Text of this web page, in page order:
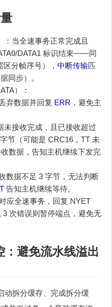
：当全速事务正常完成且
DATA1 标识结束——同
分帧序号）， 中断传输匹
同步）。
）：
弃数据并回复 ERR ，避免主
未接收完成，且已接收超过
节（可能是 CRC16，TT 未
数据，告知主机继续下发完
数据不足 3 字节，无法判断
告知主机继续等待。
应全速事务，回复 NYET
次错误则暂停端点，避免无
：避免流水线溢出
动拆分缓存、完成拆分缓